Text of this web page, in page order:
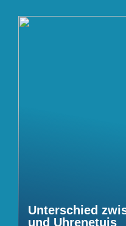
Unterschied
und Uhrenetuis